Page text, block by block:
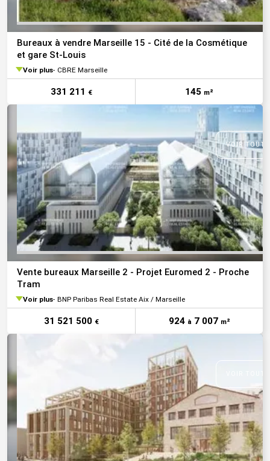
Bureaux à vendre Marseille 15 - Cité de la Cosmétique
et gare St-Louis
Voir plus CBRE Marseille
331 211 € 145 m²
VOIR
Vente bureaux Marseille 2 - Projet Euromed 2 - Proche
Tram
Voir plus BNP Paribas Real Estate Aix / Marseille
31 521 500 € 924 à7 007 m²